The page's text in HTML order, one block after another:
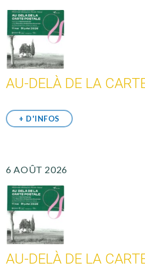
AU-DELÀ DE LA
+ D'INFOS
6 AOÛT 2026
AU-DELÀ DE LA